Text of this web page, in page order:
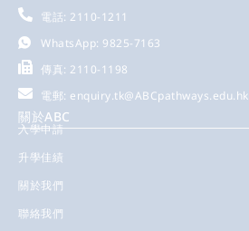
電話: 2110-1211
WhatsApp: 9825-7163
傳真: 2110-1198
電郵: enquiry.tk@ABCpathways.edu.hk
關於ABC
入學申請
升學佳績
關於我們
聯絡我們